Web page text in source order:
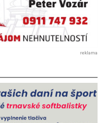
reklama